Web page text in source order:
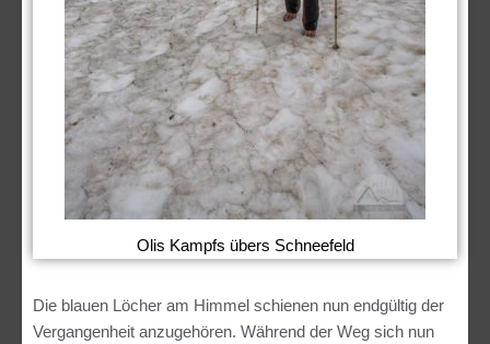
Olis Kampfs übers Schneefeld
Die blauen Löcher am Himmel schienen nun endgültig der
Vergangenheit anzugehören. Während der Weg sich nun